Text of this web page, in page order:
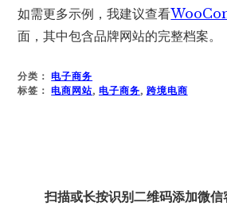
如需更多示例，我建议查看
面，其中包含品牌网站的完整档案。
分类：电子商务
标签：电商网站, 电子商务, 跨境电商
扫描或长按识别二维码添加微